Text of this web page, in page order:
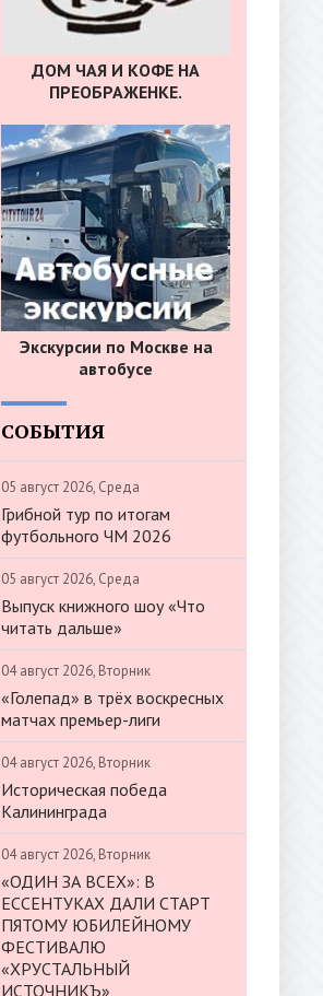
ДОМ ЧАЯ И КОФЕ НА
ПРЕОБРАЖЕНКЕ.
Экскурсии по Москве на
автобусе
СОБЫТИЯ
05 август 2026, Среда
Грибной тур по итогам
футбольного ЧМ 2026
05 август 2026, Среда
Выпуск книжного шоу «Что
читать дальше»
04 август 2026, Вторник
«Голепад» в трёх воскресных
матчах премьер-лиги
04 август 2026, Вторник
Историческая победа
Калининграда
04 август 2026, Вторник
«ОДИН ЗА ВСЕХ»: В
ЕССЕНТУКАХ ДАЛИ СТАРТ
ПЯТОМУ ЮБИЛЕЙНОМУ
ФЕСТИВАЛЮ
«ХРУСТАЛЬНЫЙ
ИСТОЧНИКЪ»